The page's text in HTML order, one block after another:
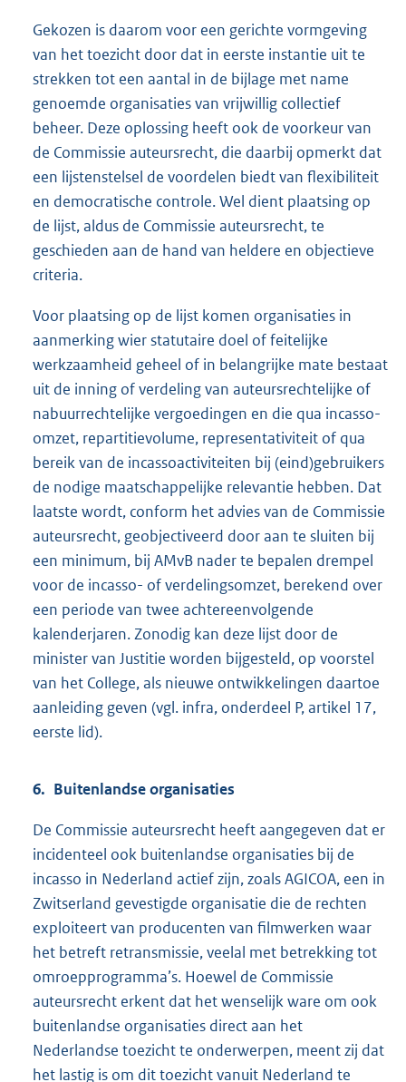
Gekozen is daarom voor een gerichte vormgeving
van het toezicht door dat in eerste instantie uit te
strekken tot een aantal in de bijlage met name
genoemde organisaties van vrijwillig collectief
beheer. Deze oplossing heeft ook de voorkeur van
de Commissie auteursrecht, die daarbij opmerkt dat
een lijstenstelsel de voordelen biedt van flexibiliteit
en democratische controle. Wel dient plaatsing op
de lijst, aldus de Commissie auteursrecht, te
geschieden aan de hand van heldere en objectieve
criteria.
Voor plaatsing op de lijst komen organisaties in
aanmerking wier statutaire doel of feitelijke
werkzaamheid geheel of in belangrijke mate bestaat
uit de inning of verdeling van auteursrechtelijke of
nabuurrechtelijke vergoedingen en die qua incasso-
omzet, repartitievolume, representativiteit of qua
bereik van de incassoactiviteiten bij (eind)gebruikers
de nodige maatschappelijke relevantie hebben. Dat
laatste wordt, conform het advies van de Commissie
auteursrecht, geobjectiveerd door aan te sluiten bij
een minimum, bij AMvB nader te bepalen drempel
voor de incasso- of verdelingsomzet, berekend over
een periode van twee achtereenvolgende
kalenderjaren. Zonodig kan deze lijst door de
minister van Justitie worden bijgesteld, op voorstel
van het College, als nieuwe ontwikkelingen daartoe
aanleiding geven (vgl. infra, onderdeel P, artikel 17,
eerste lid).
6. Buitenlandse organisaties
De Commissie auteursrecht heeft aangegeven dat er
incidenteel ook buitenlandse organisaties bij de
incasso in Nederland actief zijn, zoals AGICOA, een in
Zwitserland gevestigde organisatie die de rechten
exploiteert van producenten van filmwerken waar
het betreft retransmissie, veelal met betrekking tot
omroepprogramma’s. Hoewel de Commissie
auteursrecht erkent dat het wenselijk ware om ook
buitenlandse organisaties direct aan het
Nederlandse toezicht te onderwerpen, meent zij dat
het lastig is om dit toezicht vanuit Nederland te